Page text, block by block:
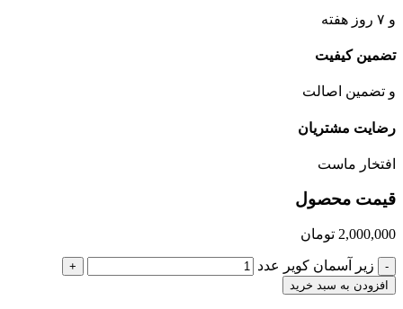
و ۷ روز هفته
تضمین کیفیت
و تضمین اصالت
رضایت مشتریان
افتخار ماست
قیمت محصول
2,000,000 تومان
- زیر آسمان کویر عدد
+
افزودن به سبد خرید